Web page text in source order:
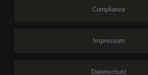
Compliance
Impressum
Datenschutz